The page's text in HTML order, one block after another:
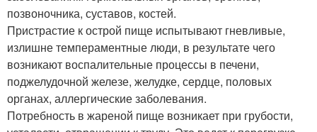
позвоночника, суставов, костей.
Пристрастие к острой пище испытывают гневливые,
излишне темпераментные люди, в результате чего
возникают воспалительные процессы в печени,
поджелудочной железе, желудке, сердце, половых
органах, аллергические заболевания.
Потребность в жареной пище возникает при грубости,